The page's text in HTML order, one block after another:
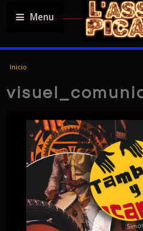
Menu
USTED ESTÁ AQUÍ
Inicio